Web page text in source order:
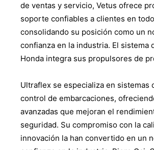
de ventas y servicio, Vetus ofrece
soporte confiables a clientes en
consolidando su posición como un
confianza en la industria. El sistema
Honda integra sus propulsores de
Ultraflex se especializa en sistemas
control de embarcaciones,
avanzadas que mejoran el
seguridad. Su compromiso con la
innovación la han convertido en un